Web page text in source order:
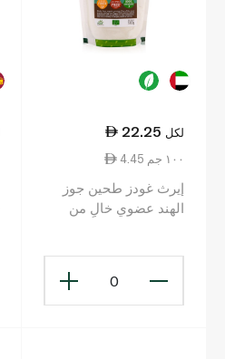
22.25 لكل
4.45 ١٠٠ جم
إيرث غودز طحين جوز
الهند عضوي خالٍ من
0